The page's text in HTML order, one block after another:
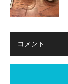
コメント